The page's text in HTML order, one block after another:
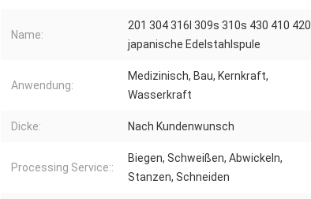
Name:
201 304 316l 309s 310s 430 410 420
japanische Edelstahlspule
Anwendung:
Medizinisch, Bau, Kernkraft,
Wasserkraft
Dicke: Nach Kundenwunsch
Processing Service::
Biegen, Schweißen, Abwickeln,
Stanzen, Schneiden